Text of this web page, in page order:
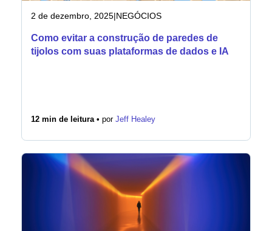
2 de dezembro, 2025|NEGÓCIOS
Como evitar a construção de paredes de
tijolos com suas plataformas de dados e IA
12 min de leitura • por Jeff Healey